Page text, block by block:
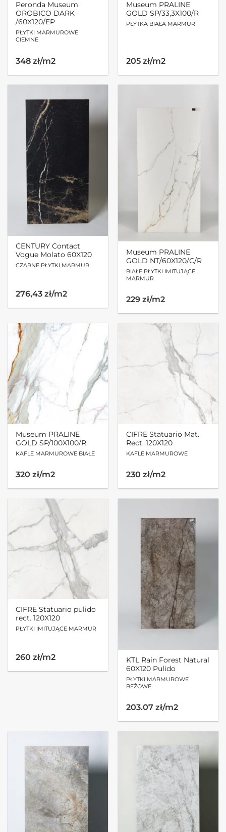
Peronda Museum
OROBICO DARK
/60X120/EP
PŁYTKI MARMUROWE
CIEMNE
348 zł/m2
Museum PRALINE
GOLD SP/33,3X100/R
PŁYTKA BIAŁA MARMUR
205 zł/m2
CENTURY Contact
Vogue Molato 60X120
CZARNE PŁYTKI MARMUR
276,43 zł/m2
Museum PRALINE
GOLD NT/60X120/C/R
BIAŁE PŁYTKI IMITUJĄCE
MARMUR
229 zł/m2
Museum PRALINE
GOLD SP/100X100/R
KAFLE MARMUROWE BIAŁE
320 zł/m2
CIFRE Statuario Mat.
Rect. 120X120
KAFLE MARMUROWE
230 zł/m2
CIFRE Statuario pulido
rect. 120X120
PŁYTKI IMITUJĄCE MARMUR
260 zł/m2
KTL Rain Forest Natural
60X120 Pulido
PŁYTKI MARMUROWE
BEŻOWE
203.07 zł/m2